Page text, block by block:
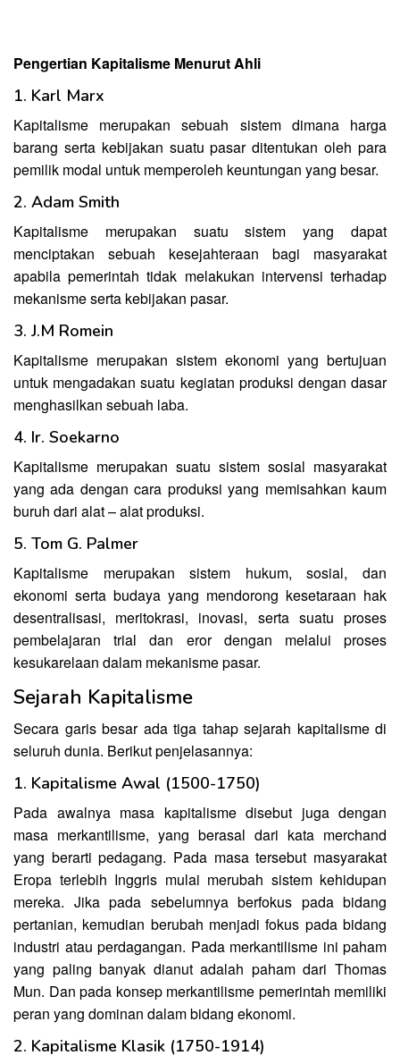
Pengertian Kapitalisme Menurut Ahli
1. Karl Marx
Kapitalisme merupakan sebuah sistem dimana harga
barang serta kebijakan suatu pasar ditentukan oleh para
pemilik modal untuk memperoleh keuntungan yang besar.
2. Adam Smith
Kapitalisme merupakan suatu sistem yang dapat
menciptakan sebuah kesejahteraan bagi masyarakat
apabila pemerintah tidak melakukan intervensi terhadap
mekanisme serta kebijakan pasar.
3. J.M Romein
Kapitalisme merupakan sistem ekonomi yang bertujuan
untuk mengadakan suatu kegiatan produksi dengan dasar
menghasilkan sebuah laba.
4. Ir. Soekarno
Kapitalisme merupakan suatu sistem sosial masyarakat
yang ada dengan cara produksi yang memisahkan kaum
buruh dari alat – alat produksi.
5. Tom G. Palmer
Kapitalisme merupakan sistem hukum, sosial, dan
ekonomi serta budaya yang mendorong kesetaraan hak
desentralisasi, meritokrasi, inovasi, serta suatu proses
pembelajaran trial dan eror dengan melalui proses
kesukarelaan dalam mekanisme pasar.
Sejarah Kapitalisme
Secara garis besar ada tiga tahap sejarah kapitalisme di
seluruh dunia. Berikut penjelasannya:
1. Kapitalisme Awal (1500-1750)
Pada awalnya masa kapitalisme disebut juga dengan
masa merkantilisme, yang berasal dari kata merchand
yang berarti pedagang. Pada masa tersebut masyarakat
Eropa terlebih Inggris mulai merubah sistem kehidupan
mereka. Jika pada sebelumnya berfokus pada bidang
pertanian, kemudian berubah menjadi fokus pada bidang
industri atau perdagangan. Pada merkantilisme ini paham
yang paling banyak dianut adalah paham dari Thomas
Mun. Dan pada konsep merkantilisme pemerintah memiliki
peran yang dominan dalam bidang ekonomi.
2. Kapitalisme Klasik (1750-1914)